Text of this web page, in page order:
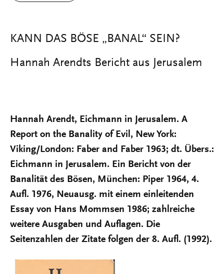
KANN DAS BÖSE „BANAL“ SEIN?
Hannah Arendts Bericht aus Jerusalem
Hannah Arendt, Eichmann in Jerusalem. A
Report on the Banality of Evil, New York:
Viking/London: Faber and Faber 1963; dt. Übers.:
Eichmann in Jerusalem. Ein Bericht von der
Banalität des Bösen, München: Piper 1964, 4.
Aufl. 1976, Neuausg. mit einem einleitenden
Essay von Hans Mommsen 1986; zahlreiche
weitere Ausgaben und Auflagen. Die
Seitenzahlen der Zitate folgen der 8. Aufl. (1992).